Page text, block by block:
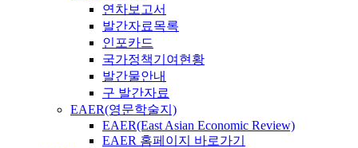
연차보고서
발간자료목록
인포카드
국가정책기여현황
발간물안내
구 발간자료
EAER(영문학술지)
EAER(East Asian Economic Review)
EAER 홈페이지 바로가기